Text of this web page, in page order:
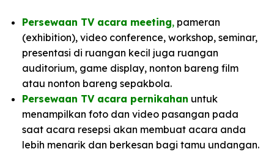
Persewaan TV acara meeting, pameran
(exhibition), video conference, workshop, seminar,
presentasi di ruangan kecil juga ruangan
auditorium, game display, nonton bareng film
atau nonton bareng sepakbola.
Persewaan TV acara pernikahan untuk
menampilkan foto dan video pasangan pada
saat acara resepsi akan membuat acara anda
lebih menarik dan berkesan bagi tamu undangan.